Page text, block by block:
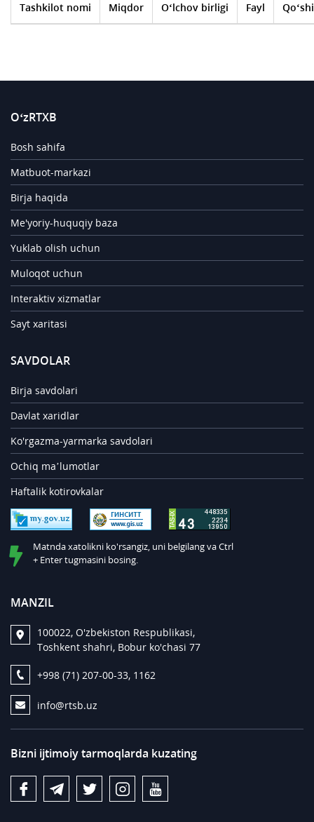
Tashkilot nomi Miqdor O‘lchov birligi Fayl
O‘zRTXB
Bosh sahifa
Matbuot-markazi
Birja haqida
Me'yoriy-huquqiy baza
Yuklab olish uchun
Muloqot uchun
Interaktiv xizmatlar
Sayt xaritasi
SAVDOLAR
Birja savdolari
Davlat xaridlar
Ko'rgazma-yarmarka savdolari
Ochiq ma’lumotlar
Haftalik kotirovkalar
Matnda xatolikni ko'rsangiz, uni belgilang va Ctrl
+ Enter tugmasini bosing.
MANZIL
100022, O'zbekiston Respublikasi,
Toshkent shahri, Bobur ko'chasi 77
+998 (71) 207-00-33, 1162
info@rtsb.uz
Bizni ijtimoiy tarmoqlarda kuzating